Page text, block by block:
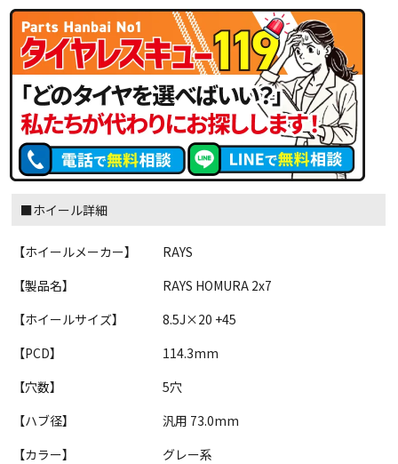
■ホイール詳細
【ホイールメーカー】
RAYS
【製品名】
RAYS HOMURA 2x7
【ホイールサイズ】
8.5J×20 +45
【PCD】
114.3mm
【穴数】
5穴
【ハブ径】
汎用 73.0mm
【カラー】
グレー系